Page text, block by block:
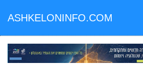
ASHKELONINFO.COM